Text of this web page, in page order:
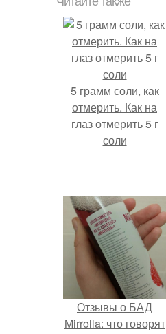
5 грамм соли, как
отмерить. Как на
глаз отмерить 5 г
соли
Отзывы о БАД
Mirrolla: что говорят